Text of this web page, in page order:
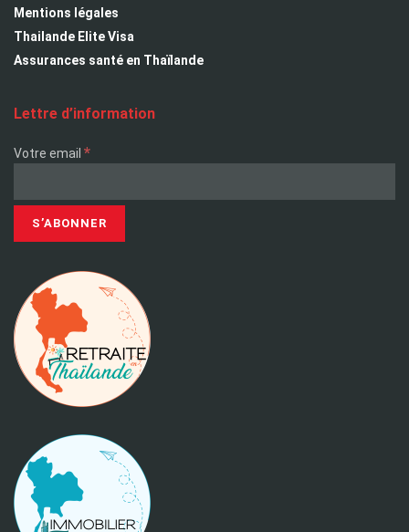
Mentions légales
Thailande Elite Visa
Assurances santé en Thaïlande
Lettre d’information
Votre email *